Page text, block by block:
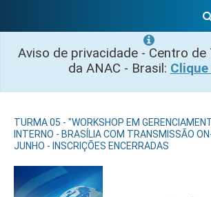
Aviso de privacidade - Centro de
da ANAC - Brasil:
TURMA 05 - "WORKSHOP EM
INTERNO - BRASÍLIA COM TRANSMISSÃO
JUNHO - INSCRIÇÕES ENCERRADAS